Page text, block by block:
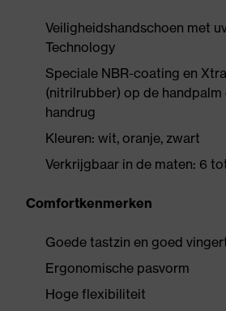
Veiligheidshandschoen met
Technology
Speciale NBR-coating en
(nitrilrubber) op de handpalm
handrug
Kleuren: wit, oranje, zwart
Verkrijgbaar in de maten: 6 tot
Comfortkenmerken
Goede tastzin en goed
Ergonomische pasvorm
Hoge flexibiliteit